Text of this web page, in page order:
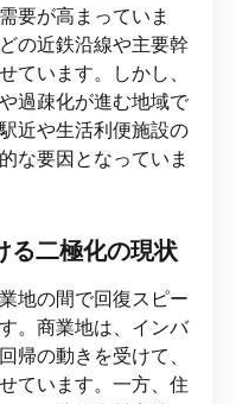
要が高まっていま
の近鉄沿線や主要幹
ています。しかし、
過疎化が進む地域で
近や生活利便施設の
な要因となっていま
る二極化の現状
地の間で回復スピー
。商業地は、インバ
帰の動きを受けて、
ています。一方、住